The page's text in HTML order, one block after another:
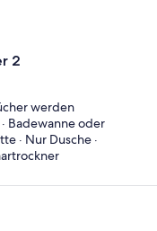
2
werden
Badewanne oder
· Nur Dusche ·